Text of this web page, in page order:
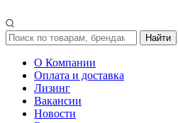
Найти
О Компании
Оплата и доставка
Лизинг
Вакансии
Новости